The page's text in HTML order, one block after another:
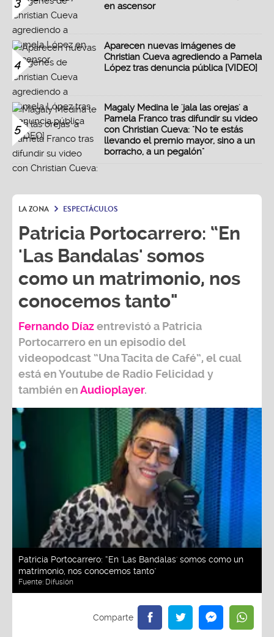
en ascensor
4
Aparecen nuevas imágenes de
Christian Cueva agrediendo a Pamela
López tras denuncia pública [VIDEO]
5
Magaly Medina le 'jala las orejas' a
Pamela Franco tras difundir su video
con Christian Cueva: "No te estás
llevando el premio mayor, sino a un
borracho, a un pegalón"
LA ZONA ESPECTÁCULOS
Patricia Portocarrero: “En
'Las Bandalas' somos
como un matrimonio, nos
conocemos tanto"
Fernando Díazentrevistó a Patricia
Portocarreroen un episodio del
videopodcast “Una Tacita de Café”, el cual
está en Youtube de Radio Felicidad y
también enAudioplayer.
Patricia Portocarrero: “En 'Las Bandalas' somos como un
matrimonio, nos conocemos tanto"
Fuente: Difusión